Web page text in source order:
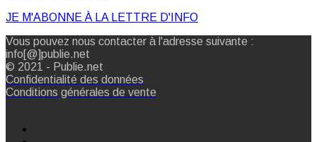
JE M'ABONNE À LA LETTRE D'INFO
Vous pouvez nous contacter à l'adresse suivante :
info[@]publie.net
© 2021 - Publie.net
Confidentialité des données
Conditions générales de vente